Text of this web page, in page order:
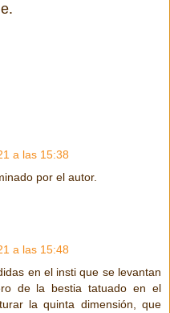
a las 15:38
por el autor.
a las 15:48
en el insti que se levantan
de la bestia tatuado en el
la quinta dimensión, que